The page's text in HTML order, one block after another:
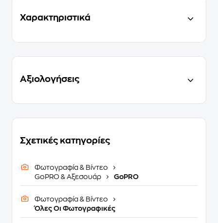
Χαρακτηριστικά
Αξιολογήσεις
Σχετικές κατηγορίες
Φωτογραφία & Βίντεο
GoPRO & Αξεσουάρ
GoPRO
Φωτογραφία & Βίντεο
Όλες Οι Φωτογραφικές